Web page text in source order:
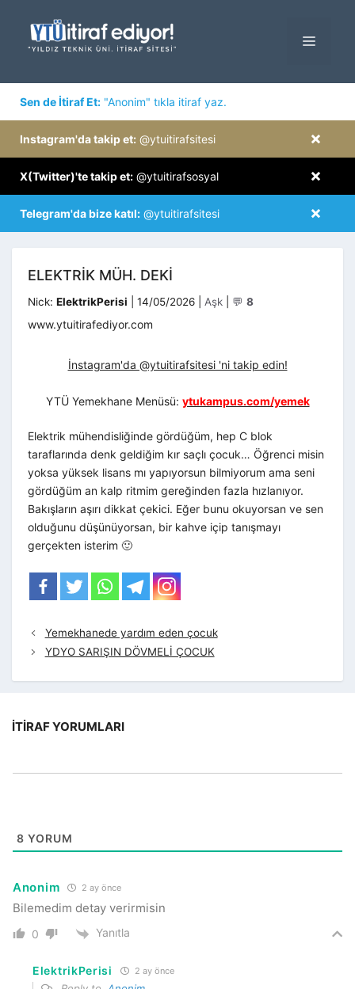
MENÜ
Sen de İtiraf Et: "Anonim" tıkla itiraf yaz.
×
Instagram'da takip et: @ytuitirafsitesi
×
X(Twitter)'te takip et: @ytuitirafsosyal
×
Telegram'da bize katıl: @ytuitirafsitesi
ELEKTRIK MÜH. DEKI
Nick: ElektrikPerisi 14/05/2026 Kategoriler
Aşk 💬 8
www.ytuitirafediyor.com
İnstagram'da @ytuitirafsitesi 'ni takip edin!
YTÜ Yemekhane Menüsü: ytukampus.com/yemek
Elektrik mühendisliğinde gördüğüm, hep C blok
taraflarında denk geldiğim kır saçlı çocuk… Öğrenci misin
yoksa yüksek lisans mı yapıyorsun bilmiyorum ama seni
gördüğüm an kalp ritmim gereğinden fazla hızlanıyor.
Bakışların aşırı dikkat çekici. Eğer bunu okuyorsan ve sen
olduğunu düşünüyorsan, bir kahve içip tanışmayı
gerçekten isterim 🙂
Yemekhanede yardım eden çocuk
YDYO SARIŞIN DÖVMELİ ÇOCUK
İTIRAF YORUMLARI
8 YORUM
Anonim 2 ay önce
Bilemedim detay verirmisin
0 Yanıtla
ElektrikPerisi 2 ay önce